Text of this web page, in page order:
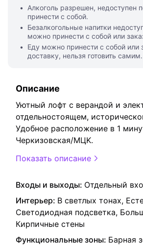
Алкоголь разрешен, недоступен
принести с собой.
Безалкогольные напитки
можно принести с собой или
Еду можно принести с собой или
доставку, нельзя готовить самим.
Описание
Уютный лофт с верандой и
отдельностоящем,
Удобное расположение в 1
Черкизовская/МЦK.
Показать описание
Входы и выходы: Отдельный
Интерьер: В светлых тонах,
Светодиодная подсветка,
Кирпичные стены
Функциональные зоны: Барная